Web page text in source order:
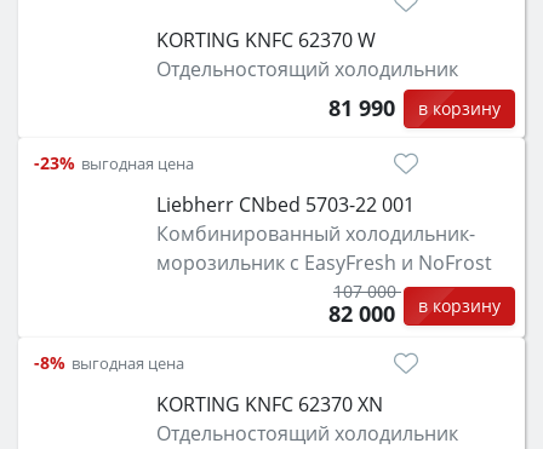
KORTING KNFC 62370 W
Отдельностоящий холодильник
81 990 в корзину
-23% выгодная цена
Liebherr CNbed 5703-22 001
Комбинированный холодильник-
морозильник с EasyFresh и NoFrost
107 000
82 000 в корзину
-8% выгодная цена
KORTING KNFC 62370 XN
Отдельностоящий холодильник